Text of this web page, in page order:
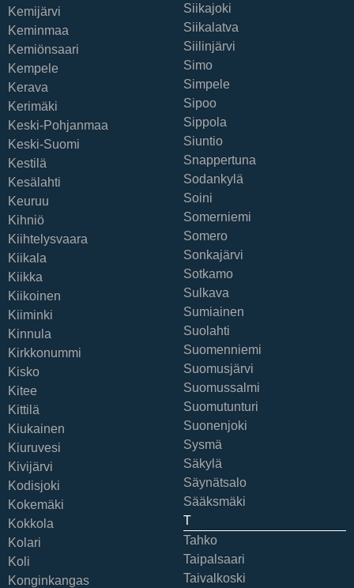
Kemijärvi
Keminmaa
Kemiönsaari
Kempele
Kerava
Kerimäki
Keski-Pohjanmaa
Keski-Suomi
Kestilä
Kesälahti
Keuruu
Kihniö
Kiihtelysvaara
Kiikala
Kiikka
Kiikoinen
Kiiminki
Kinnula
Kirkkonummi
Kisko
Kitee
Kittilä
Kiukainen
Kiuruvesi
Kivijärvi
Kodisjoki
Kokemäki
Kokkola
Kolari
Koli
Konginkangas
Siikajoki
Siikalatva
Siilinjärvi
Simo
Simpele
Sipoo
Sippola
Siuntio
Snappertuna
Sodankylä
Soini
Somerniemi
Somero
Sonkajärvi
Sotkamo
Sulkava
Sumiainen
Suolahti
Suomenniemi
Suomusjärvi
Suomussalmi
Suomutunturi
Suonenjoki
Sysmä
Säkylä
Säynätsalo
Sääksmäki
T
Tahko
Taipalsaari
Taivalkoski